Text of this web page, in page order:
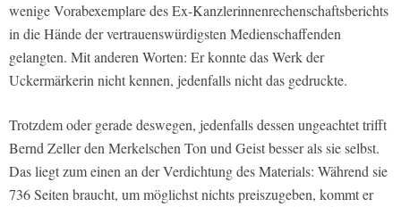
wenige Vorabexemplare des Ex-Kanzlerinnenrechenschaftsberichts
in die Hände der vertrauenswürdigsten Medienschaffenden
gelangten. Mit anderen Worten: Er konnte das Werk der
Uckermärkerin nicht kennen, jedenfalls nicht das gedruckte.
Trotzdem oder gerade deswegen, jedenfalls dessen ungeachtet trifft
Bernd Zeller den Merkelschen Ton und Geist besser als sie selbst.
Das liegt zum einen an der Verdichtung des Materials: Während sie
736 Seiten braucht, um möglichst nichts preiszugeben, kommt er